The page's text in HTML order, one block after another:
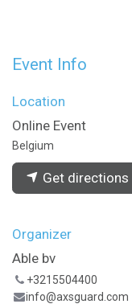
Event Info
Location
Online Event
Belgium
Get directions
Organizer
Able bv
+3215504400
info@axsguard.com